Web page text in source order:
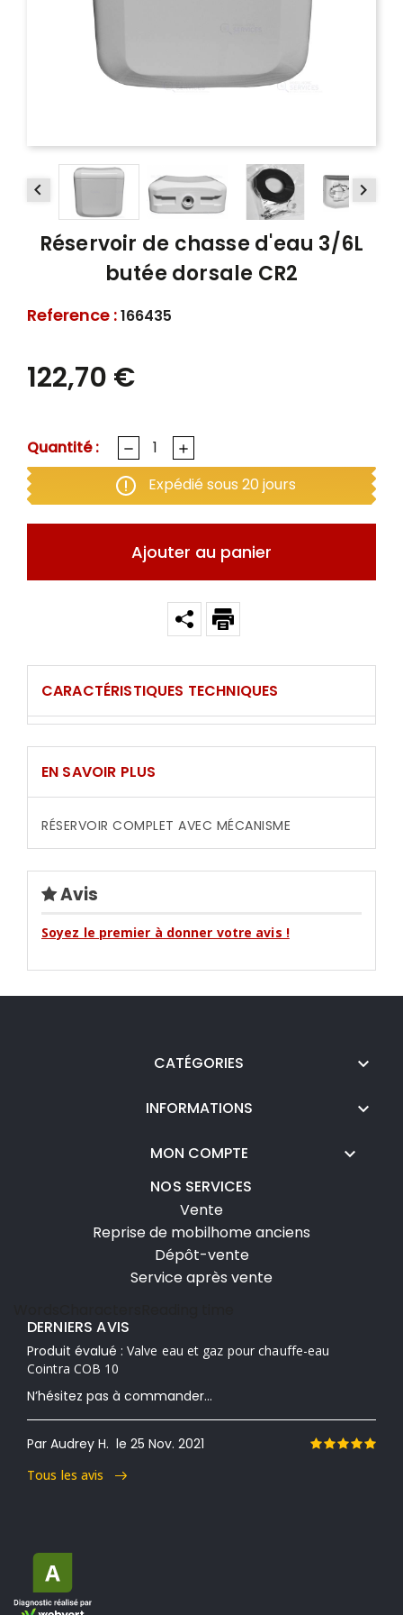
 
Réservoir de chasse d'eau 3/6L
butée dorsale CR2
Reference :166435
122,70 €
Quantité :
Expédié sous 20 jours
Ajouter au panier
CARACTÉRISTIQUES TECHNIQUES
EN SAVOIR PLUS
RÉSERVOIR COMPLET AVEC MÉCANISME
Avis
Soyez le premier à donner votre avis !
CATÉGORIES 
INFORMATIONS 
MON COMPTE 
NOS SERVICES
Vente
Reprise de mobilhome anciens
Dépôt-vente
Service après vente
DERNIERS AVIS
Produit évalué : Valve eau et gaz pour chauffe-eau
Cointra COB 10
N’hésitez pas à commander...
Par Audrey H. le 25 Nov. 2021
Tous les avis